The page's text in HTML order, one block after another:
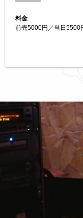
料金
前売5000円／当日5500